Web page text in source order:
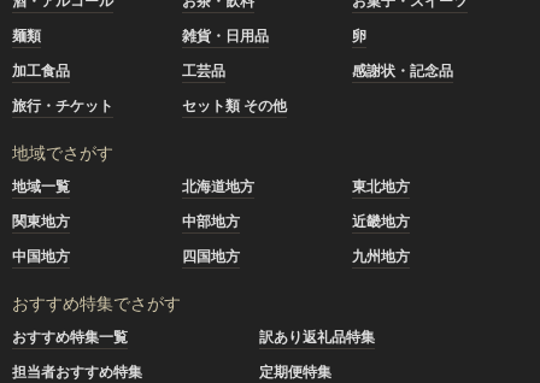
麺類
雑貨・日用品
卵
加工食品
工芸品
感謝状・記念品
旅行・チケット
セット類 その他
地域でさがす
地域一覧 北海道地方
東北地方
関東地方
中部地方
近畿地方
中国地方
四国地方 九州地方
おすすめ特集でさがす
おすすめ特集一覧
訳あり返礼品特集
担当者おすすめ特集
定期便特集